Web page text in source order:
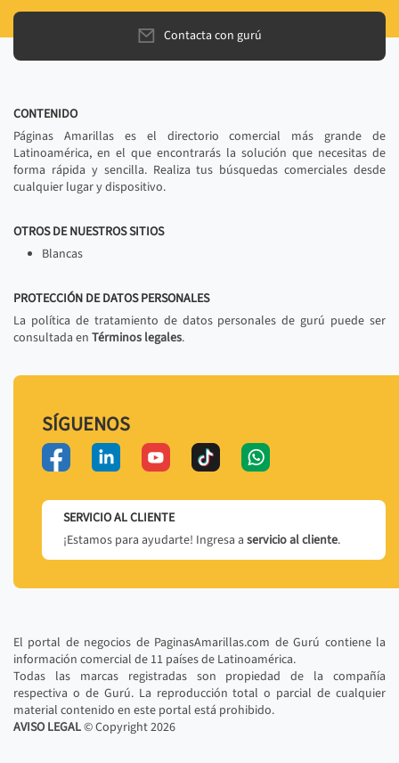
Contacta con gurú
CONTENIDO
Páginas Amarillas es el directorio comercial más grande de
Latinoamérica, en el que encontrarás la solución que necesitas de
forma rápida y sencilla. Realiza tus búsquedas comerciales desde
cualquier lugar y dispositivo.
OTROS DE NUESTROS SITIOS
Blancas
PROTECCIÓN DE DATOS PERSONALES
La política de tratamiento de datos personales de gurú puede ser
consultada en Términos legales.
SÍGUENOS
SERVICIO AL CLIENTE
¡Estamos para ayudarte! Ingresa a servicio al cliente.
El portal de negocios de PaginasAmarillas.com de Gurú contiene la
información comercial de 11 países de Latinoamérica.
Todas las marcas registradas son propiedad de la compañía
respectiva o de Gurú. La reproducción total o parcial de cualquier
material contenido en este portal está prohibido.
AVISO LEGAL© Copyright2026